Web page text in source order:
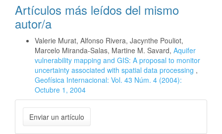
Artículos más leídos del mismo
autor/a
Valerie Murat, Alfonso Rivera, Jacynthe Pouliot,
Marcelo Miranda-Salas, Martine M. Savard, Aquifer
vulnerability mapping and GIS: A proposal to monitor
uncertainty associated with spatial data processing ,
Geofísica Internacional: Vol. 43 Núm. 4 (2004):
Octubre 1, 2004
Enviar
unEnviar un artículo